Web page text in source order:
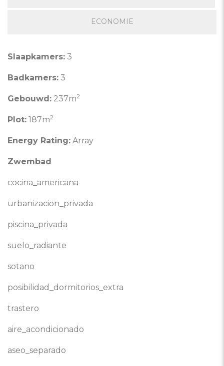
ECONOMIE
Slaapkamers: 3
Badkamers: 3
Gebouwd: 237m2
Plot: 187m2
Energy Rating: Array
Zwembad
cocina_americana
urbanizacion_privada
piscina_privada
suelo_radiante
sotano
posibilidad_dormitorios_extra
trastero
aire_acondicionado
aseo_separado